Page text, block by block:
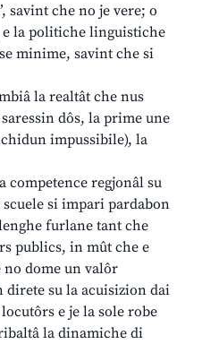
savint che no je vere; o
la politiche linguistiche
minime, savint che si
la realtât che nus
dôs, la prime une
impussibile), la
competence regjonâl su
si impari pardabon
furlane tant che
publics, in mût che e
dome un valôr
direte su la acuisizion dai
e je la sole robe
la dinamiche di